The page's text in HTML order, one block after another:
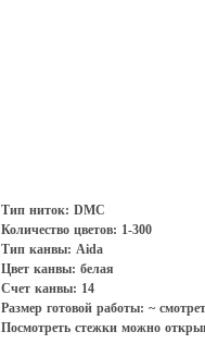
Тип ниток: DMC
Количество цветов: 1-300
Тип канвы: Aida
Цвет канвы: белая
Счет канвы: 14
Размер готовой работы: ~
Посмотреть стежки можно